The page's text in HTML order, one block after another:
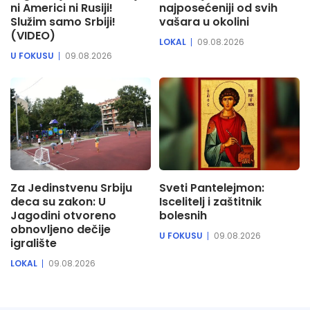
ni Americi ni Rusiji!
Služim samo Srbiji!
(VIDEO)
U FOKUSU 09.08.2026
najposećeniji od svih
vašara u okolini
LOKAL 09.08.2026
Za Jedinstvenu Srbiju
deca su zakon: U
Jagodini otvoreno
obnovljeno dečije
igralište
LOKAL 09.08.2026
Sveti Pantelejmon:
Iscelitelj i zaštitnik
bolesnih
U FOKUSU 09.08.2026